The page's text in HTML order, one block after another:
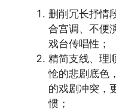
删削冗长抒情
合宫调、不便
戏台传唱性；
精简支线、理
怆的悲剧底色
的戏剧冲突，
惯；